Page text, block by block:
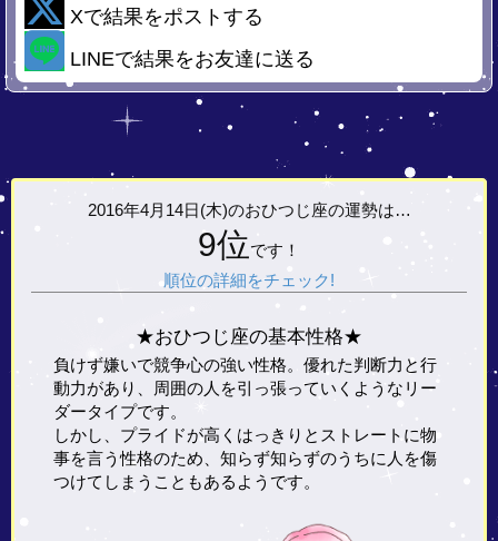
Xで結果をポストする
LINEで結果をお友達に送る
2016年4月14日(木)のおひつじ座の運勢は…
9位です！
順位の詳細をチェック!
★おひつじ座の基本性格★
負けず嫌いで競争心の強い性格。優れた判断力と行
動力があり、周囲の人を引っ張っていくようなリー
ダータイプです。
しかし、プライドが高くはっきりとストレートに物
事を言う性格のため、知らず知らずのうちに人を傷
つけてしまうこともあるようです。